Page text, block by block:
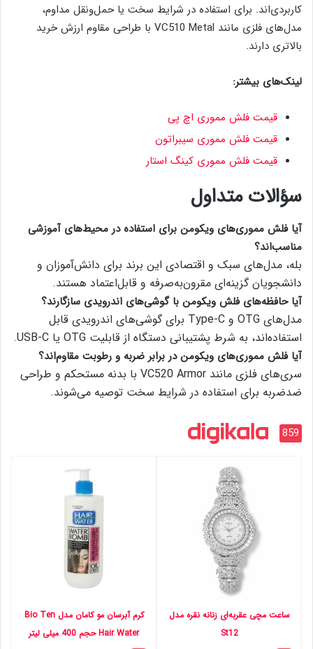
کاربردی‌اند. برای استفاده در شرایط سخت یا حمل‌ونقل مداوم،
مدل‌های فلزی مانند VC510 Metal با طراحی مقاوم ارزش خرید
بالاتری دارند.
لینک‌های بیشتر:
قیمت فلش مموری اچ‌ پی
قیمت فلش مموری سیبراتون
قیمت فلش مموری کینگ استار
سؤالات متداول
آیا فلش مموری‌های ویکومن برای استفاده در محیط‌های آموزشی
مناسب‌اند؟
بله، مدل‌های سبک و اقتصادی این برند برای دانش‌آموزان و
دانشجویان گزینه‌ای مقرون‌به‌صرفه و قابل‌اعتماد هستند.
آیا حافظه‌های فلش ویکومن با گوشی‌های اندرویدی سازگارند؟
مدل‌های OTG و Type-C برای گوشی‌های اندرویدی قابل
استفاده‌اند، به شرط پشتیبانی دستگاه از قابلیت OTG یا USB-C.
آیا فلش مموری‌های ویکومن در برابر ضربه و رطوبت مقاوم‌اند؟
سری‌های فلزی مانند VC520 Armor با بدنه مستحکم و طراحی
ضدضربه برای استفاده در شرایط سخت توصیه می‌شوند.
859
ساعت مچی عقربه‌ای زنانه نقره‌ مدل
St12
کرم آبرسان مو کامان مدل Bio Ten
Hair Water حجم 400 میلی لیتر